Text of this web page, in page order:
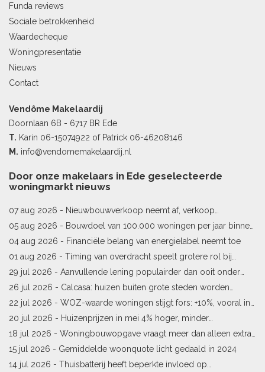
Funda reviews
Sociale betrokkenheid
Waardecheque
Woningpresentatie
Nieuws
Contact
Vendôme Makelaardij
Doornlaan 6B - 6717 BR Ede
T. Karin 06-15074922 of Patrick 06-46208146
M. info@vendomemakelaardij.nl
Door onze makelaars in Ede geselecteerde
woningmarkt nieuws
07 aug 2026 - Nieuwbouwverkoop neemt af, verkoop
bestaande woningen stijgt
05 aug 2026 - Bouwdoel van 100.000 woningen per jaar binnen
bereik
04 aug 2026 - Financiële belang van energielabel neemt toe
01 aug 2026 - Timing van overdracht speelt grotere rol bij
woningprijs
29 jul 2026 - Aanvullende lening populairder dan ooit onder
starters
26 jul 2026 - Calcasa: huizen buiten grote steden worden
sneller meer waard
22 jul 2026 - WOZ-waarde woningen stijgt fors: +10%, vooral in
Limburg en Pekela
20 jul 2026 - Huizenprijzen in mei 4% hoger, minder
woningverkopen
18 jul 2026 - Woningbouwopgave vraagt meer dan alleen extra
vergunningen
15 jul 2026 - Gemiddelde woonquote licht gedaald in 2024
14 jul 2026 - Thuisbatterij heeft beperkte invloed op